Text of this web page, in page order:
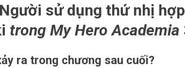
sử dụng thứ nhị
trong My Hero Academia
ra trong chương sau cuối?